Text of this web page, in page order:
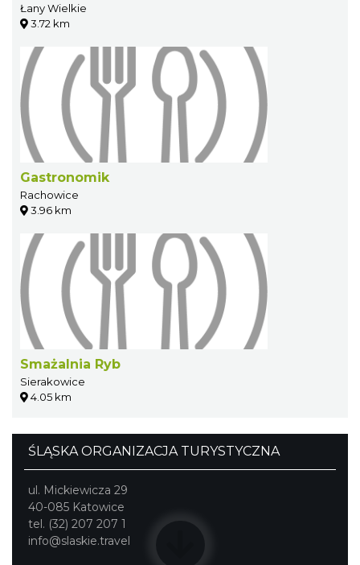
Łany Wielkie
3.72 km
Gastronomik
Rachowice
3.96 km
Smażalnia Ryb
Sierakowice
4.05 km
ŚLĄSKA ORGANIZACJA TURYSTYCZNA
ul. Mickiewicza 29
40-085 Katowice
tel. (32) 207 207 1
info@slaskie.travel